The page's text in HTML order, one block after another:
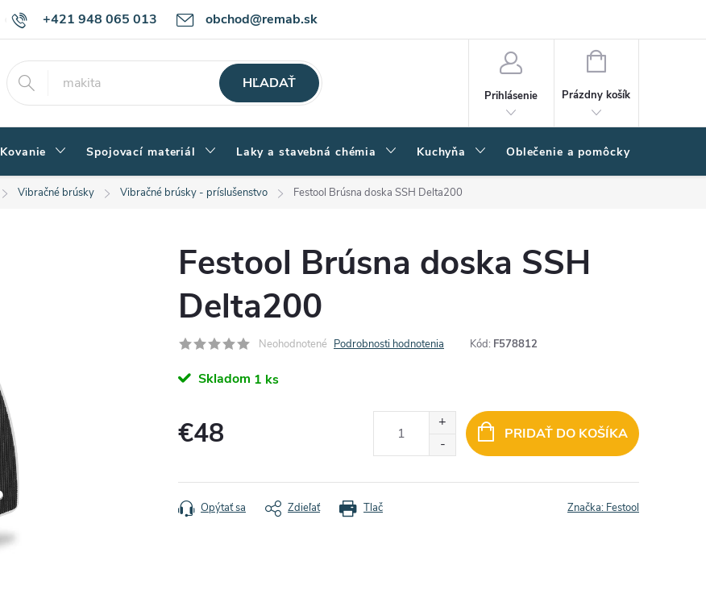
+421 948 065 013 obchod@remab.sk
Podmienky ochrany osobných údajov Ako nakupovať
HĽADAŤ
Prihlásenie
NÁKUPNÝ
Prázdny košík
Kovanie Spojovací materiál Laky a stavebná chémia Kuchyňa Oblečenie a pomôcky
Vibračné brúsky Vibračné brúsky - príslušenstvo Festool Brúsna doska SSH Delta200
Festool Brúsna doska SSH
Delta200
Neohodnotené Podrobnosti hodnotenia Kód: F578812
Skladom 1 ks
€48 PRIDAŤ DO KOŠÍKA
Tlač
Opýtať sa Zdieľať Značka: Festool